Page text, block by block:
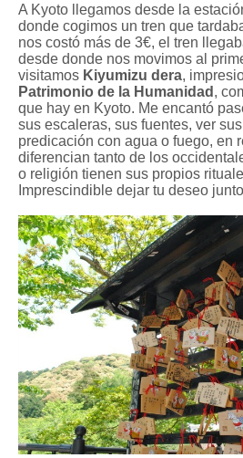
A Kyoto llegamos desde la
donde cogimos un tren que
nos costó más de 3€, el tren
desde donde nos movimos al
visitamos Kiyumizu dera,
Patrimonio de la Humanidad ,
que hay en Kyoto. Me encantó
sus escaleras, sus fuentes, ver
predicación con agua o fuego, en
diferencian tanto de los
o religión tienen sus propios
Imprescindible dejar tu deseo